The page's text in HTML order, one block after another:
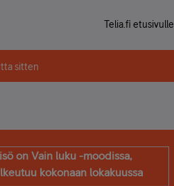
Telia.fi etusivulle
sitten
on Vain luku -moodissa,
kokonaan lokakuussa